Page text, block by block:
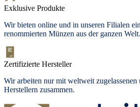
Exklusive Produkte
Wir bieten online und in unseren Filialen
renommierten Münzen aus der ganzen Welt.
Zertifizierte Hersteller
Wir arbeiten nur mit weltweit zugelassenen
Herstellern zusammen.